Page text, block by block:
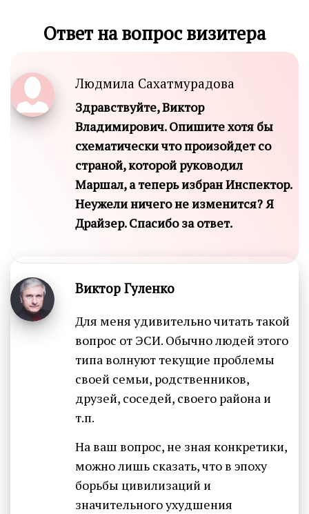
Ответ на вопрос визитера
Людмила Сахатмурадова
Здравствуйте, Виктор
Владимирович. Опишите хотя бы
схематически что произойдет со
страной, которой руководил
Маршал, а теперь избран Инспектор.
Неужели ничего не изменится? Я
Драйзер. Спасибо за ответ.
Виктор Гуленко
Для меня удивительно читать такой
вопрос от ЭСИ. Обычно людей этого
типа волнуют текущие проблемы
своей семьи, родственников,
друзей, соседей, своего района и
т.п.
На ваш вопрос, не зная конкретики,
можно лишь сказать, что в эпоху
борьбы цивилизаций и
значительного ухудшения